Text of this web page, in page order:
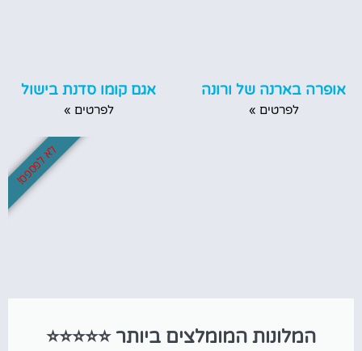
אופרה בארנה של ורונה
לפרטים »
אגם קומו סדנת בישול
לפרטים »
המלונות המומלצים ביותר ⭐⭐⭐⭐⭐
לא לפספס!